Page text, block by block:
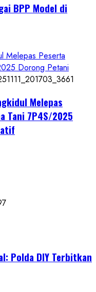
BPP Model di
Melepas Peserta
Dorong Petani
Melepas
Tani 7P4S/2025
Polda DIY Terbitkan